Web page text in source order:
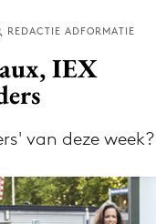
de Adformatie
REDACTIE ADFORMATIE
IEX
van deze week?